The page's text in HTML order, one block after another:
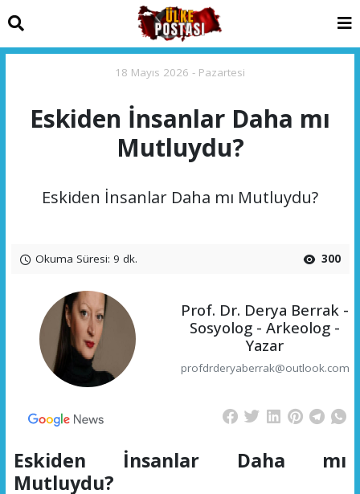
18 Mayıs 2026 - Pazartesi
Eskiden İnsanlar Daha mı
Mutluydu?
Eskiden İnsanlar Daha mı Mutluydu?
Okuma Süresi: 9 dk. 300
Prof. Dr. Derya Berrak -
Sosyolog - Arkeolog -
Yazar
profdrderyaberrak@outlook.com
Eskiden İnsanlar Daha mı
Mutluydu?